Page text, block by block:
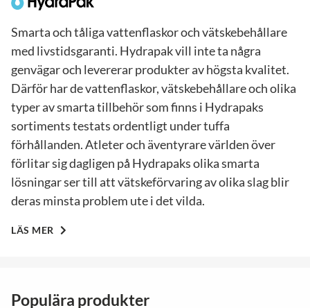
Smarta och tåliga vattenflaskor och vätskebehållare
med livstidsgaranti. Hydrapak vill inte ta några
genvägar och levererar produkter av högsta kvalitet.
Därför har de vattenflaskor, vätskebehållare och olika
typer av smarta tillbehör som finns i Hydrapaks
sortiments testats ordentligt under tuffa
förhållanden. Atleter och äventyrare världen över
förlitar sig dagligen på Hydrapaks olika smarta
lösningar ser till att vätskeförvaring av olika slag blir
deras minsta problem ute i det vilda.
LÄS MER
Populära produkter